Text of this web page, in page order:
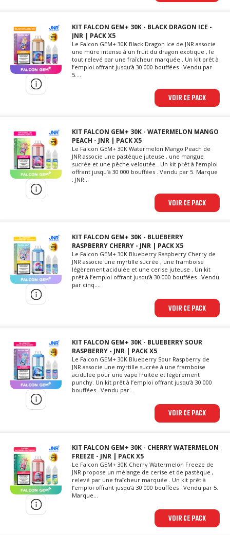
KIT FALCON GEM+ 30K - BLACK DRAGON ICE -
JNR | PACK X5
Le Falcon GEM+ 30K Black Dragon Ice de JNR associe
une mûre intense à un fruit du dragon exotique , le
tout relevé par une fraîcheur marquée . Un kit prêt à
l’emploi offrant jusqu’à 30 000 bouffées . Vendu par
5....
VOIR CE PACK
KIT FALCON GEM+ 30K - WATERMELON MANGO
PEACH - JNR | PACK X5
Le Falcon GEM+ 30K Watermelon Mango Peach de
JNR associe une pastèque juteuse , une mangue
sucrée et une pêche veloutée . Un kit prêt à l’emploi
offrant jusqu’à 30 000 bouffées . Vendu par 5. Marque
: JNR...
VOIR CE PACK
KIT FALCON GEM+ 30K - BLUEBERRY
RASPBERRY CHERRY - JNR | PACK X5
Le Falcon GEM+ 30K Blueberry Raspberry Cherry de
JNR associe une myrtille sucrée , une framboise
légèrement acidulée et une cerise juteuse . Un kit
prêt à l’emploi offrant jusqu’à 30 000 bouffées . Vendu
par cinq....
VOIR CE PACK
KIT FALCON GEM+ 30K - BLUEBERRY SOUR
RASPBERRY - JNR | PACK X5
Le Falcon GEM+ 30K Blueberry Sour Raspberry de
JNR associe une myrtille sucrée à une framboise
acidulée pour une vape fruitée et légèrement
punchy. Un kit prêt à l’emploi offrant jusqu’à 30 000
bouffées . Vendu par...
VOIR CE PACK
KIT FALCON GEM+ 30K - CHERRY WATERMELON
FREEZE - JNR | PACK X5
Le Falcon GEM+ 30K Cherry Watermelon Freeze de
JNR propose un mélange de cerise et de pastèque ,
relevé par une fraîcheur marquée . Un kit prêt à
l’emploi offrant jusqu’à 30 000 bouffées . Vendu par 5.
Marque...
VOIR CE PACK